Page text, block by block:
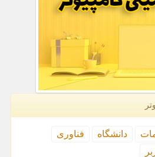
دانشگاه
فناوری